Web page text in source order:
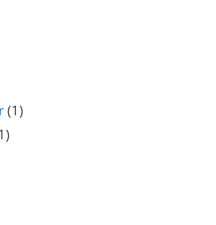
(1)